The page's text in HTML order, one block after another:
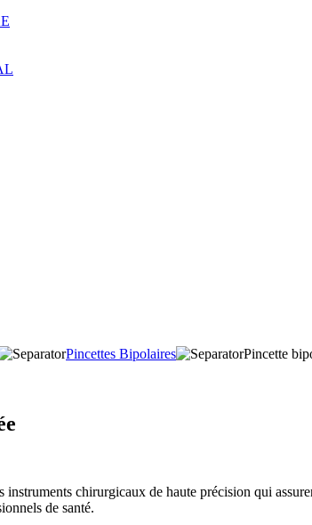
Pincettes Bipolaires Pincette
instruments chirurgicaux de haute précision qui
de santé.